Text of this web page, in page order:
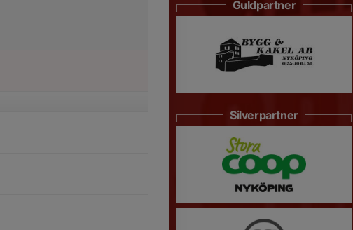
Guldpartner
Silverpartner